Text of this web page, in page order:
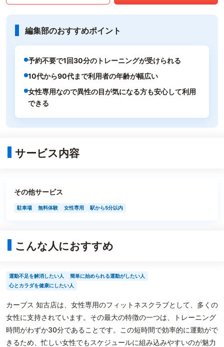
編集部のおすすめポイント
予約不要で1回30分のトレーニングが受けられる
10代から90代まで利用者の年齢が幅広い
女性専用なので異性の目が気になる方も安心して利用
できる
サービス内容
その他サービス
駐車場 無料体験 女性専用 駅から5分以内
こんな人におすすめ
運動不足を解消したい人
簡単に始められる運動がしたい人
心とカラダを健康にしたい人
カーブス 知古店は、女性専用のフィットネスクラブとして、多くの
女性に支持されています。その最大の特徴の一つは、トレーニング
時間がわずか30分であることです。この短時間で効率的に運動がで
きるため、忙しい女性でもスケジュールに組み込みやすいのが魅力